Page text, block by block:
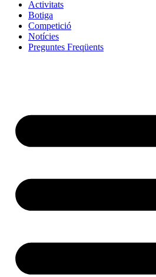
Activitats
Botiga
Competició
Notícies
Preguntes Freqüents